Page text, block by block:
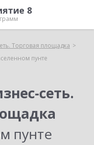
8
Торговая площадка
пунте
сеть.
пунте